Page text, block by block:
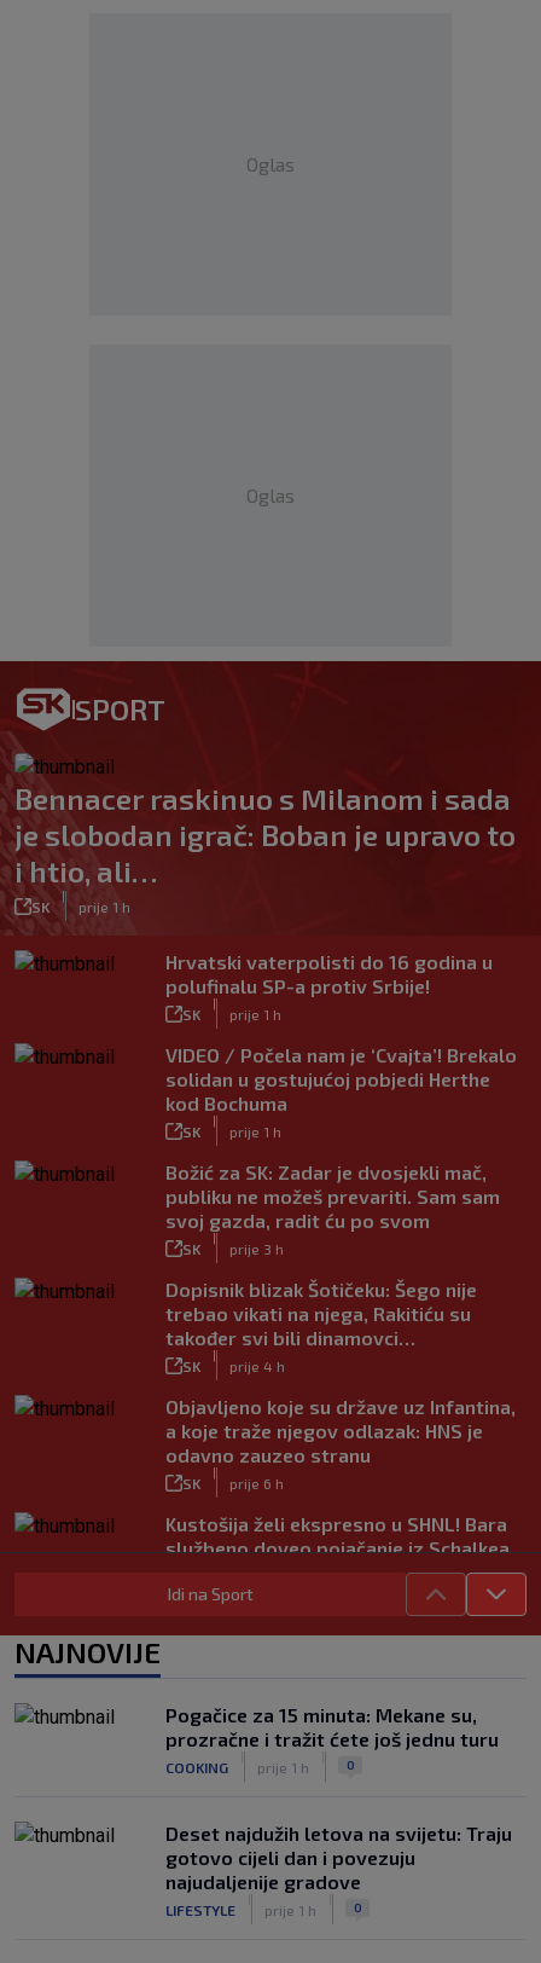
Oglas
Oglas
SPORT
Bennacer raskinuo s Milanom i sada
je slobodan igrač: Boban je upravo to
i htio, ali…
SK prije 1 h
Hrvatski vaterpolisti do 16 godina u
polufinalu SP-a protiv Srbije!
SK prije 1 h
VIDEO / Počela nam je ‘Cvajta’! Brekalo
solidan u gostujućoj pobjedi Herthe
kod Bochuma
SK prije 1 h
Božić za SK: Zadar je dvosjekli mač,
publiku ne možeš prevariti. Sam sam
svoj gazda, radit ću po svom
SK prije 3 h
Dopisnik blizak Šotičeku: Šego nije
trebao vikati na njega, Rakitiću su
također svi bili dinamovci…
SK prije 4 h
Objavljeno koje su države uz Infantina,
a koje traže njegov odlazak: HNS je
odavno zauzeo stranu
SK prije 6 h
Kustošija želi ekspresno u SHNL! Bara
službeno doveo pojačanje iz Schalkea
Tomiyasu se vraća u Premier ligu,
postat će suigrač bivšeg Vatrenog
Veliko priznanje za hrvatskog
stručnjaka: Jurica Žuža novi je pomoćni
trener Barcelone
|
prije 3 h
Idi na Sport
NAJNOVIJE
Pogačice za 15 minuta: Mekane su,
prozračne i tražit ćete još jednu turu
COOKING prije 1 h 0
Deset najdužih letova na svijetu: Traju
gotovo cijeli dan i povezuju
najudaljenije gradove
LIFESTYLE prije 1 h 0